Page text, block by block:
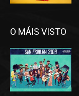
O MÁIS VISTO